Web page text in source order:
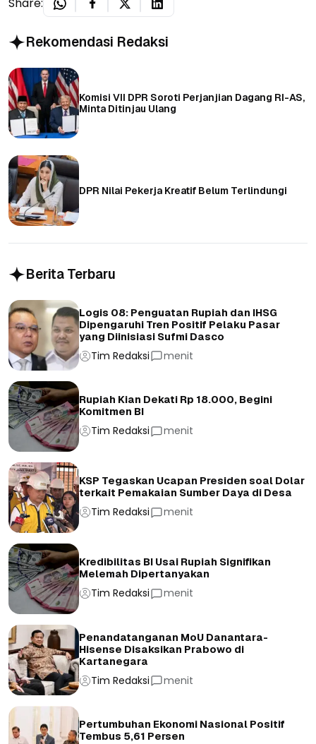
Rekomendasi Redaksi
Komisi VII DPR Soroti Perjanjian Dagang RI-AS,
Minta Ditinjau Ulang
DPR Nilai Pekerja Kreatif Belum Terlindungi
Berita Terbaru
Logis 08: Penguatan Rupiah dan IHSG
Dipengaruhi Tren Positif Pelaku Pasar
yang Diinisiasi Sufmi Dasco
Tim Redaksi menit
Rupiah Kian Dekati Rp 18.000, Begini
Komitmen BI
Tim Redaksi menit
KSP Tegaskan Ucapan Presiden soal Dolar
terkait Pemakaian Sumber Daya di Desa
Tim Redaksi menit
Kredibilitas BI Usai Rupiah Signifikan
Melemah Dipertanyakan
Tim Redaksi menit
Penandatanganan MoU Danantara-
Hisense Disaksikan Prabowo di
Kartanegara
Tim Redaksi menit
Pertumbuhan Ekonomi Nasional Positif
Tembus 5,61 Persen